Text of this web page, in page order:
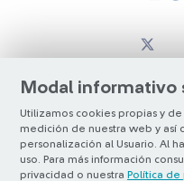
Modal informativo
Utilizamos cookies propias y
medición de nuestra web y así
personalización al Usuario. Al
uso. Para más información
privacidad o nuestra Política de
© Copyright